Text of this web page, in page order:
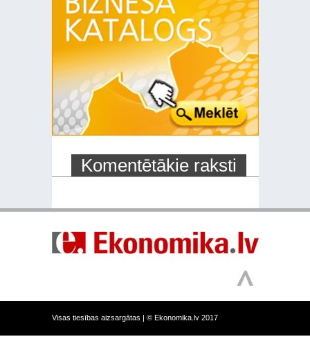
Komentētākie raksti
Visas tiesības aizsargātas | © Ekonomika.lv 2017